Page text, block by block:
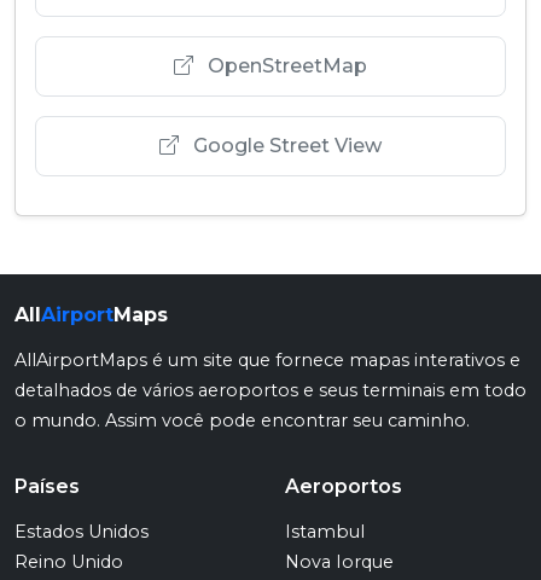
OpenStreetMap
Google Street View
All AirportMaps
AllAirportMaps é um site que fornece mapas interativos e
detalhados de vários aeroportos e seus terminais em todo
o mundo. Assim você pode encontrar seu caminho.
Países
Estados Unidos
Reino Unido
Aeroportos
Istambul
Nova Iorque